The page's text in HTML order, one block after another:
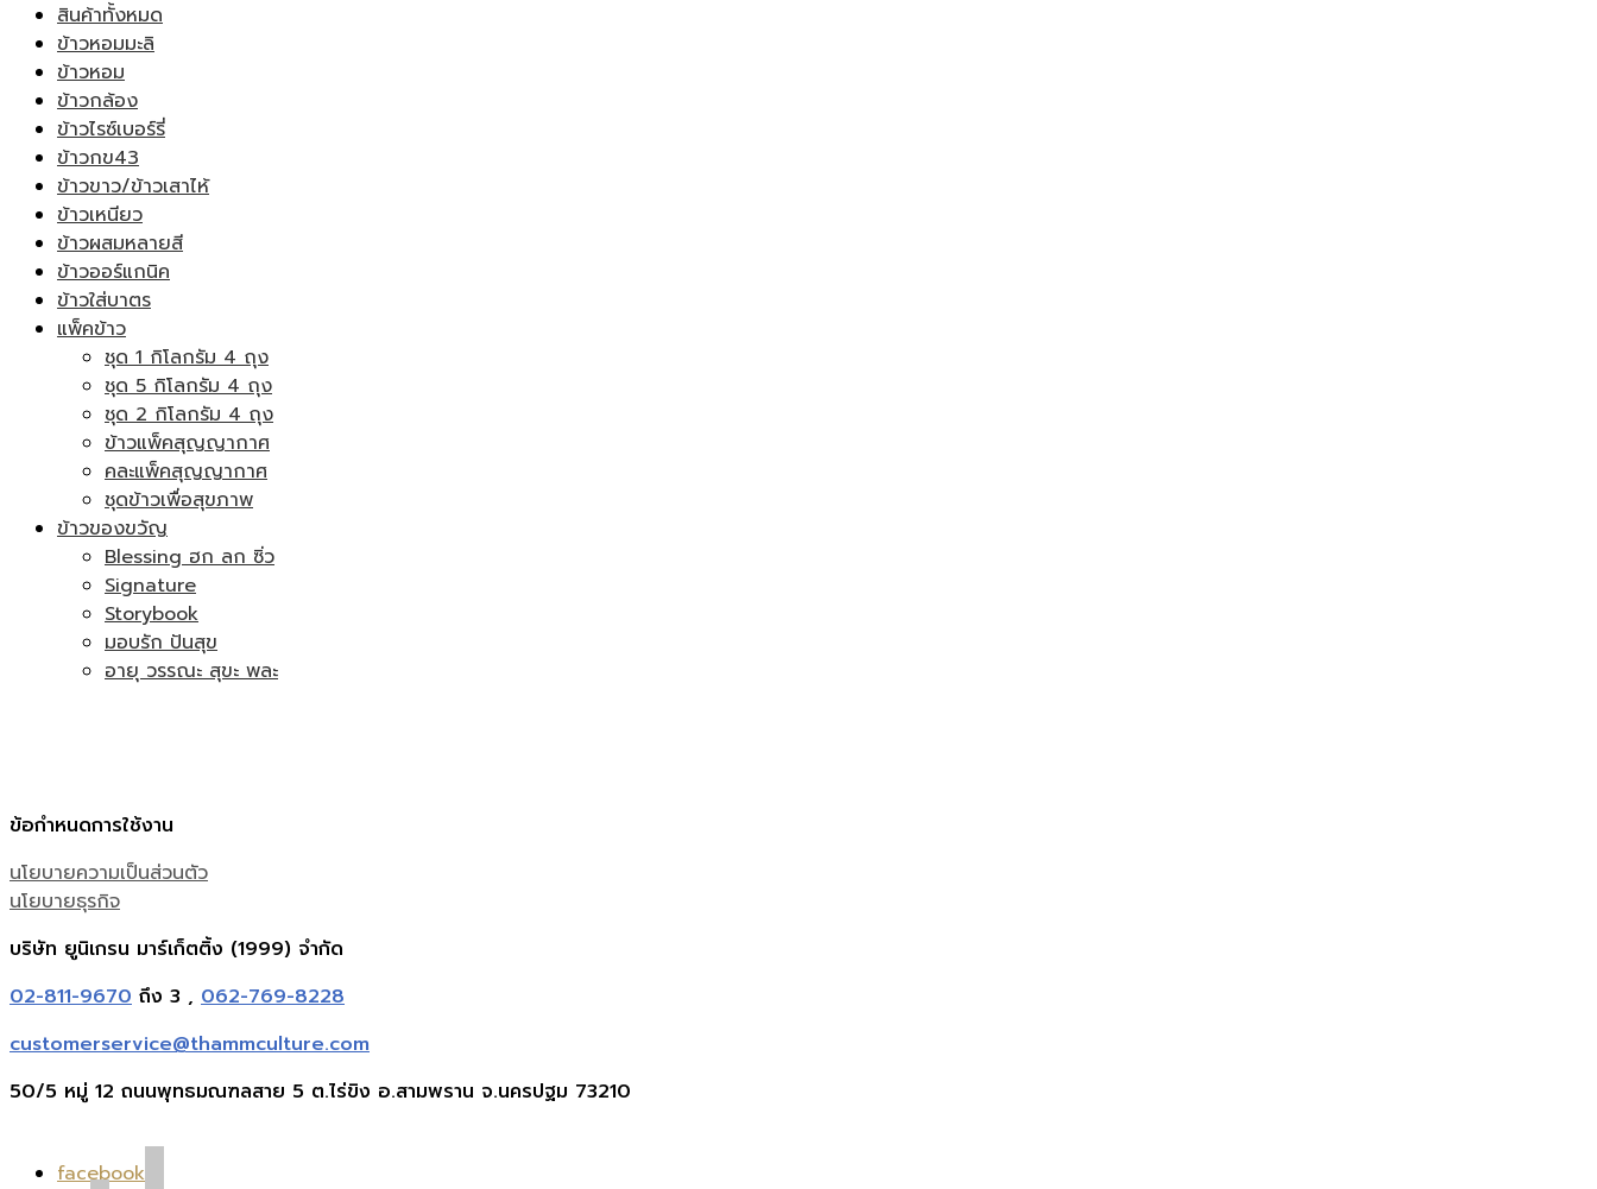
สินค้าทั้งหมด
ข้าวหอมมะลิ
ข้าวหอม
ข้าวกล้อง
ข้าวไรซ์เบอร์รี่
ข้าวกข43
ข้าวขาว/ข้าวเสาไห้
ข้าวเหนียว
ข้าวผสมหลายสี
ข้าวออร์แกนิค
ข้าวใส่บาตร
แพ็คข้าว
ชุด 1 กิโลกรัม 4 ถุง
ชุด 5 กิโลกรัม 4 ถุง
ชุด 2 กิโลกรัม 4 ถุง
ข้าวแพ็คสุญญากาศ
คละแพ็คสุญญากาศ
ชุดข้าวเพื่อสุขภาพ
ข้าวของขวัญ
Blessing ฮก ลก ซิ่ว
Signature
Storybook
มอบรัก ปันสุข
อายุ วรรณะ สุขะ พละ
ข้อกำหนดการใช้งาน
นโยบายความเป็นส่วนตัว
นโยบายธุรกิจ
บริษัท ยูนิเกรน มาร์เก็ตติ้ง (1999) จำกัด
02-811-9670 ถึง 3 , 062-769-8228
customerservice@thammculture.com
50/5 หมู่ 12 ถนนพุทธมณฑลสาย 5 ต.ไร่ขิง อ.สามพราน จ.นครปฐม 73210
facebook